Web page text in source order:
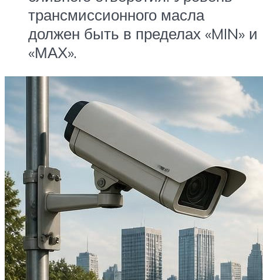
трансмиссионного масла
должен быть в пределах «MIN» и
«МАХ».